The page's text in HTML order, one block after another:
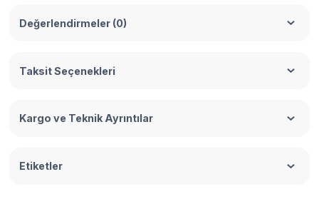
Değerlendirmeler (0)
Taksit Seçenekleri
Kargo ve Teknik Ayrıntılar
Etiketler